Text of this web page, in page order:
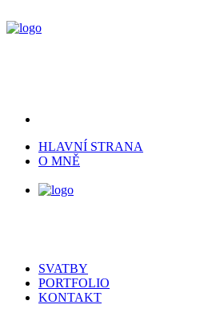
HLAVNÍ STRANA
O MNĚ
SVATBY
PORTFOLIO
KONTAKT